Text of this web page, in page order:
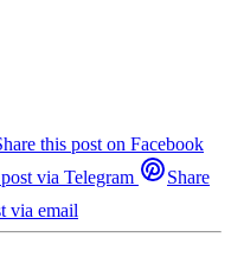
this post on Facebook
via Telegram
Share
via email